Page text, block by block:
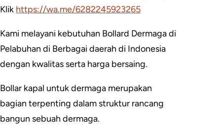
Klik https://wa.me/6282245923265
Kami melayani kebutuhan Bollard Dermaga di
Pelabuhan di Berbagai daerah di Indonesia
dengan kwalitas serta harga bersaing.
Bollar kapal untuk dermaga merupakan
bagian terpenting dalam struktur rancang
bangun sebuah dermaga.